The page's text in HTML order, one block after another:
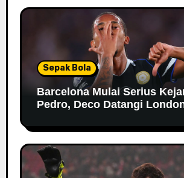
Sepak Bola
Barcelona Mulai Serius
Pedro, Deco Datangi